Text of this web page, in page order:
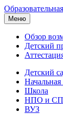
Меню
Обзор
Детский
Детский
Школа
НПО и
ВУЗ